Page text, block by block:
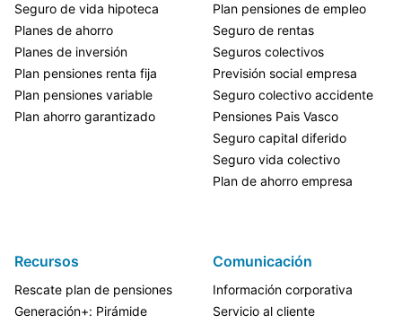
Seguro de vida hipoteca
Planes de ahorro
Planes de inversión
Plan pensiones renta fija
Plan pensiones variable
Plan ahorro garantizado
Plan pensiones de empleo
Seguro de rentas
Seguros colectivos
Previsión social empresa
Seguro colectivo accidente
Pensiones Pais Vasco
Seguro capital diferido
Seguro vida colectivo
Plan de ahorro empresa
Recursos
Rescate plan de pensiones
Generación+: Pirámide
Comunicación
Información corporativa
Servicio al cliente